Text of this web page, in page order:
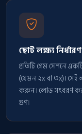
ছোট লক্ষ্য
প্রতিটি গেম সেশনে
(যেমন ২x বা ৩x)।
করুন। লোভ সংবরণ
গুণ।